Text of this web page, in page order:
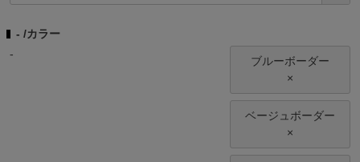
必
-
カラー
-
ブルーボーダー
×
ベージュボーダー
×